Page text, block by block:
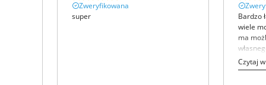
Zweryfikowana
super
Bardzo
wiele
ma
Czytaj